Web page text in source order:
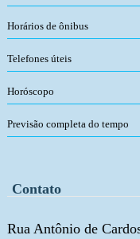
Horários de ônibus
Telefones úteis
Horóscopo
Previsão completa do tempo
Contato
Rua Antônio de